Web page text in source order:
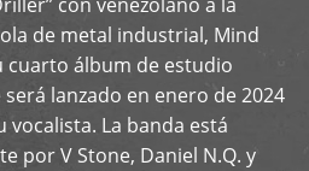
de metal industrial, Mind
cuarto álbum de estudio
lanzado en enero de 2024
La banda está
por V Stone, Daniel N.Q. y
+